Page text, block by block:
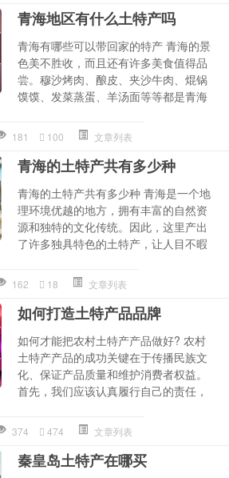
青海地区有什么土特产吗
青海有哪些可以带回家的特产 青海的景
色美不胜收，而且还有许多美食值得品
尝。穆沙烤肉、酿皮、夹沙牛肉、焜锅
馍馍、发菜蒸蛋、羊汤面等等都是青海
181 100 文章列表
青海的土特产共有多少种
青海的土特产共有多少种 青海是一个地
理环境优越的地方，拥有丰富的自然资
源和独特的文化传统。因此，这里产出
了许多独具特色的土特产，让人目不暇
162 18 文章列表
如何打造土特产品品牌
如何才能把农村土特产产品做好? 农村
土特产产品的成功关键在于传播民族文
化、保证产品质量和维护消费者权益。
首先，我们应该认真履行自己的责任，
374 474 文章列表
秦皇岛土特产在哪买